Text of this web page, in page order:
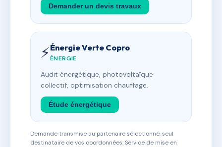
Demander un devis travaux
⚡Énergie Verte Copro
ÉNERGIE
Audit énergétique, photovoltaïque
collectif, optimisation chauffage.
Étude énergétique
Demande transmise au partenaire sélectionné, seul
destinataire de vos coordonnées. Service de mise en